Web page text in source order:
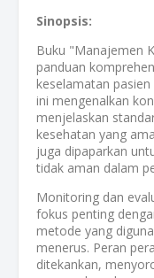
Sinopsis:
Buku "Manajemen
panduan
keselamatan
ini mengenalkan
menjelaskan
kesehatan yang
juga dipaparkan
tidak aman dalam
Monitoring dan
fokus penting
metode yang
menerus. Peran
ditekankan,